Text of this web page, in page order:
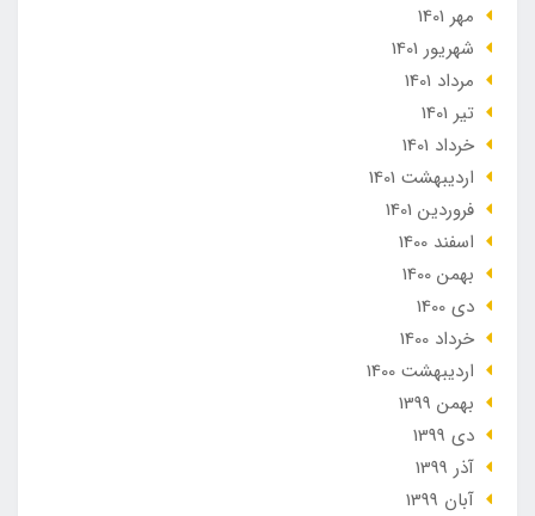
مهر 1401
شهریور 1401
مرداد 1401
تير 1401
خرداد 1401
ارديبهشت 1401
فروردین 1401
اسفند 1400
بهمن 1400
دی 1400
خرداد 1400
ارديبهشت 1400
بهمن 1399
دی 1399
آذر 1399
آبان 1399